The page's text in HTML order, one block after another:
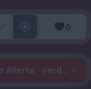
0
Allerta · Verde